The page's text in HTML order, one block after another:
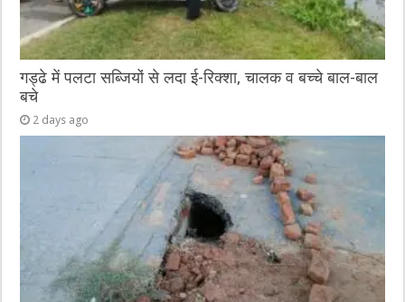
गड्ढे में पलटा सब्जियों से लदा ई-रिक्शा, चालक व बच्चे बाल-बाल
बचे
2 days ago